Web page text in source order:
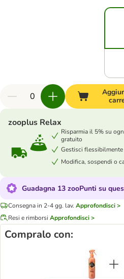
zooplus Relax
Risparmia il 5% su
gratuito
Gestisci
Modifica, sospendi o
Guadagna 13 zooPunti su
Consegna in 2-4 gg. lav. Approfondisci >
Resi e rimborsi Approfondisci >
Compralo con: